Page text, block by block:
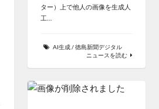
ター）上で他人の画像を生成人
工…
AI生成/徳島新聞デジタル
ニュースを読む